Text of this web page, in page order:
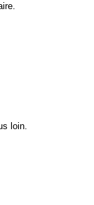
loin.